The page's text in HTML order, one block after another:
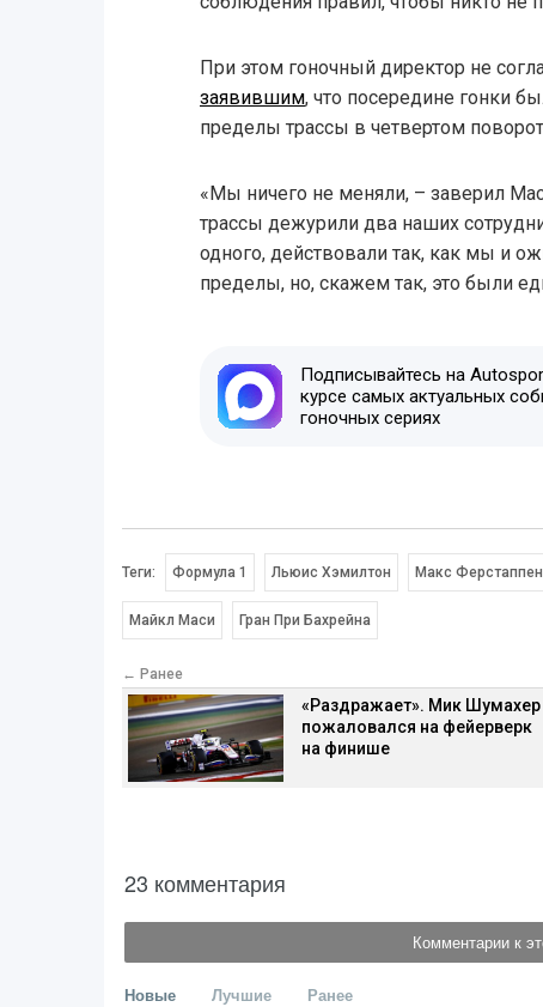
При этом гоночный директор не
заявившим, что посередине гонки
пределы трассы в четвертом
«Мы ничего не меняли, – заверил
трассы дежурили два наших
одного, действовали так, как мы и
пределы, но, скажем так, это были
Подписывайтесь на
курсе самых актуальных
гоночных сериях
Теги: Формула 1 Льюис Хэмилтон Макс Ферстаппен
Майкл Маси Гран При Бахрейна
← Ранее
«Раздражает». Мик Шумахер
пожаловался на фейерверк
на финише
23 комментария
Комментарии к
Новые Лучшие Ранее